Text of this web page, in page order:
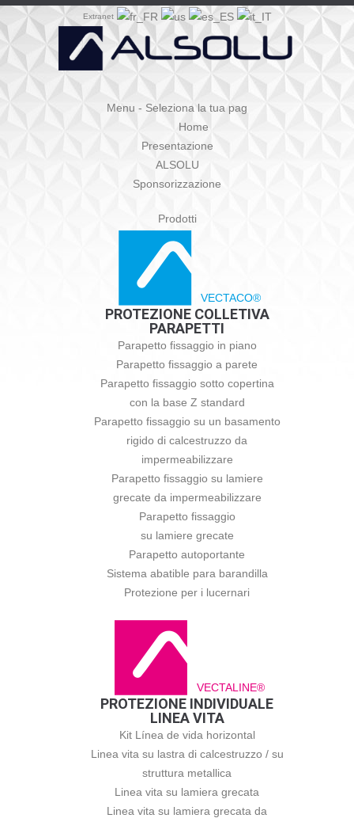
Extranet
Menu - Seleziona la tua pag
Home
Presentazione
ALSOLU
Sponsorizzazione
Prodotti
VECTACO®
PROTEZIONE COLLETIVA
PARAPETTI
Parapetto fissaggio in piano
Parapetto fissaggio a parete
Parapetto fissaggio sotto copertina
con la base Z standard
Parapetto fissaggio su un basamento
rigido di calcestruzzo da
impermeabilizzare
Parapetto fissaggio su lamiere
grecate da impermeabilizzare
Parapetto fissaggio
su lamiere grecate
Parapetto autoportante
Sistema abatible para barandilla
Protezione per i lucernari
VECTALINE®
PROTEZIONE INDIVIDUALE
LINEA VITA
Kit Línea de vida horizontal
Linea vita su lastra di calcestruzzo / su
struttura metallica
Linea vita su lamiera grecata
Linea vita su lamiera grecata da